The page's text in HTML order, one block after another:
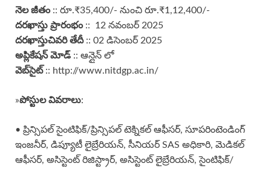
నెల జీతం:: రూ.₹35,400/- నుంచి రూ.₹1,12,400/-
దరఖాస్తు ప్రారంభం:: 12 నవంబర్ 2025
దరఖాస్తుచివరి తేదీ:: 02 డిసెంబర్ 2025
అప్లికేషన్ మోడ్ :: ఆన్లైన్ లో
వెబ్‌సైట్:: http://www.nitdgp.ac.in/
»పోస్టుల వివరాలు:
• ప్రిన్సిపల్ సైంటిఫిక్/ప్రిన్సిపల్ టెక్నికల్ ఆఫీసర్, సూపరింటెండింగ్
ఇంజనీర్, డిప్యూటీ లైబ్రేరియన్, సీనియర్ SAS అధికారి, మెడికల్
ఆఫీసర్, అసిస్టెంట్ రిజిస్ట్రార్, అసిస్టెంట్ లైబ్రేరియన్, సైంటిఫిక్/